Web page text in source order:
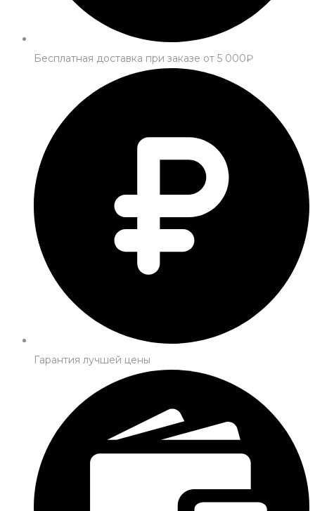
Бесплатная доставка при заказе от 5 000₽
Гарантия лучшей цены